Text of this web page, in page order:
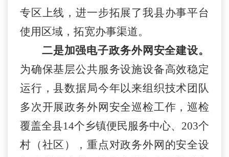
专区上线，进一步拓展了我县办事平台
使用区域，拓宽办事渠道。
二是加强电子政务外网安全建设。
为确保基层公共服务设施设备高效稳定
运行，县数据局今年以来组织技术团队
多次开展政务外网安全巡检工作，巡检
覆盖全县14个乡镇便民服务中心、203个
村（社区），重点对政务外网的安全设